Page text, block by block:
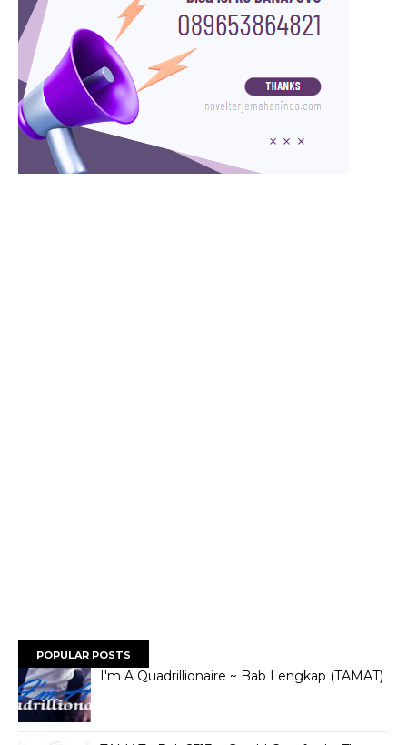
POPULAR POSTS
I'm A Quadrillionaire ~ Bab Lengkap (TAMAT)